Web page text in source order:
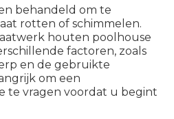
behandeld om te
rotten of schimmelen.
houten poolhouse
factoren, zoals
en de gebruikte
om een
te vragen voordat u begint